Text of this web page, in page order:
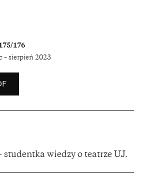
176
– sierpień 2023
studentka wiedzy o teatrze UJ.